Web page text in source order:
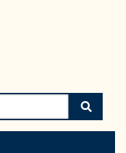
検
索
す